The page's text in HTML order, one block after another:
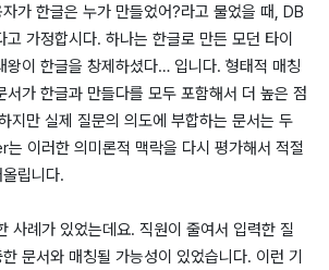
가 한글은 누가 만들었어?라고 물었을 때, DB
가정합시다. 하나는 한글로 만든 모던 타이
왕이 한글을 창제하셨다… 입니다. 형태적 매칭
서가 한글과 만들다를 모두 포함해서 더 높은 점
지만 실제 질문의 의도에 부합하는 문서는 두
이러한 의미론적 맥락을 다시 평가해서 적절
립니다.
사례가 있었는데요. 직원이 줄여서 입력한 질
문서와 매칭될 가능성이 있었습니다. 이런 기